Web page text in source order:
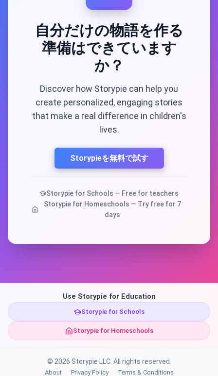
自分だけの物語を作る
準備はできています
か？
Discover how Storypie can help you
create personalized, engaging stories
that make a real difference in children's
lives.
Storypieを無料で試す
Storypie for Schools — Free for teachers
Storypie for Homeschools — Try free for 7
days
Use Storypie for Education
Storypie for Schools
Storypie for Homeschools
© 2026 Storypie LLC. All rights reserved.
About Privacy Policy Terms & Conditions